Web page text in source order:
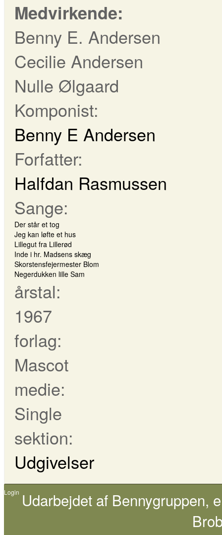
Medvirkende:
Benny E. Andersen
Cecilie Andersen
Nulle Ølgaard
Komponist:
Benny E Andersen
Forfatter:
Halfdan Rasmussen
Sange:
Der står et tog
Jeg kan løfte et hus
Lillegut fra Lillerød
Inde i hr. Madsens skæg
Skorstensfejermester Blom
Negerdukken lille Sam
årstal:
1967
forlag:
Mascot
medie:
Single
sektion:
Udgivelser
Login Udarbejdet af Bennygruppen,